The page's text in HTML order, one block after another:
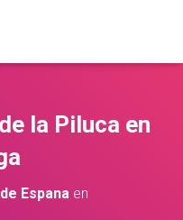
la Piluca en
Espanaen